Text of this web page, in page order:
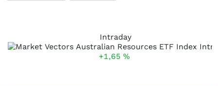
Intraday
+1,65 %